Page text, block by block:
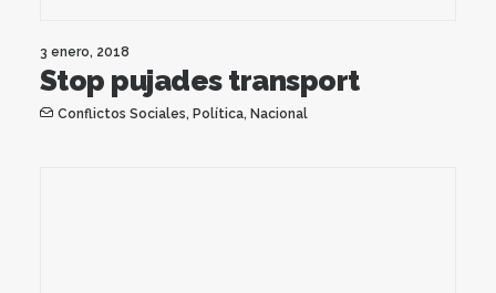
3 enero, 2018
Stop pujades transport
Conflictos Sociales, Política, Nacional